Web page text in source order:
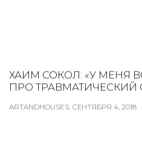
ХАИМ СОКОЛ: «У МЕНЯ
ПРО ТРАВМАТИЧЕСКИЙ
ARTANDHOUSES, СЕНТЯБРЯ 4, 2018